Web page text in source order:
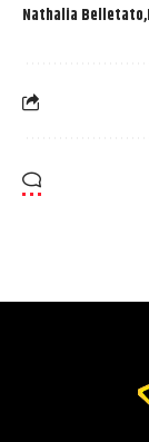
Nathalia Belletato